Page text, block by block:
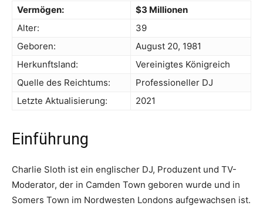
Vermögen:
$3 Millionen
Alter:
39
Geboren:
August 20, 1981
Herkunftsland:
Vereinigtes Königreich
Quelle des Reichtums:
Professioneller DJ
Letzte Aktualisierung:
2021
Einführung
Charlie Sloth ist ein englischer DJ, Produzent und TV-
Moderator, der in Camden Town geboren wurde und in
Somers Town im Nordwesten Londons aufgewachsen ist.